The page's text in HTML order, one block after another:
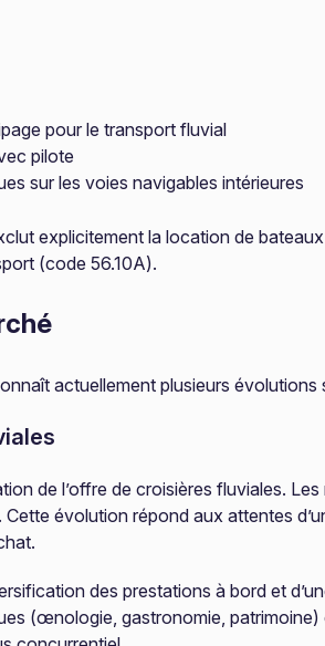
pour le transport fluvial
pilote
sur les voies navigables intérieures
explicitement la location de
(code 56.10A).
actuellement plusieurs évolutions
de l’offre de croisières fluviales.
évolution répond aux attentes
des prestations à bord et
(œnologie, gastronomie,